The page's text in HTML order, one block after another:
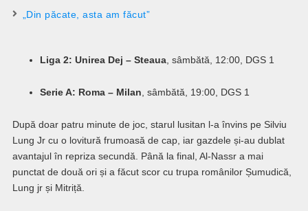
„Din păcate, asta am făcut”
Liga 2: Unirea Dej – Steaua, sâmbătă, 12:00, DGS 1
Serie A: Roma – Milan , sâmbătă, 19:00, DGS 1
După doar patru minute de joc, starul lusitan l-a învins pe Silviu
Lung Jr cu o lovitură frumoasă de cap, iar gazdele și-au dublat
avantajul în repriza secundă. Până la final, Al-Nassr a mai
punctat de două ori și a făcut scor cu trupa românilor Șumudică,
Lung jr și Mitriță.